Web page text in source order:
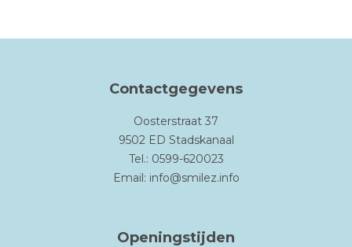
Contactgegevens
Oosterstraat 37
9502 ED Stadskanaal
Tel.: 0599-620023
Email: info@smilez.info
Openingstijden